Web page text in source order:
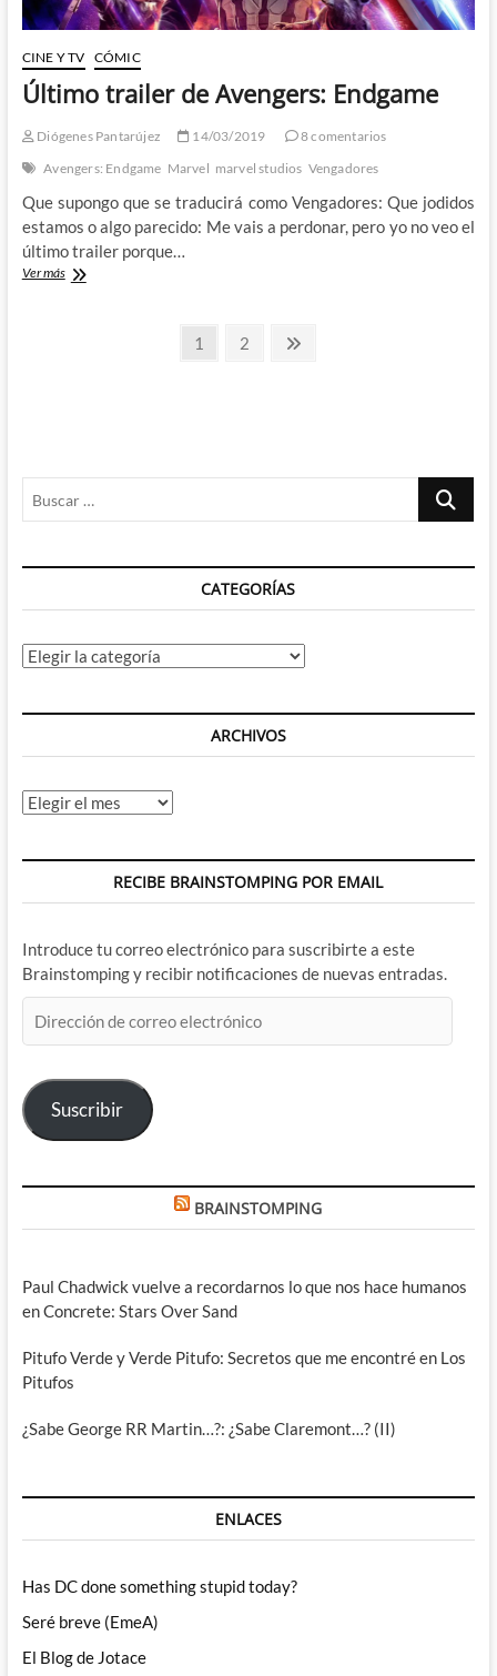
CINE Y TV CÓMIC
Último trailer de Avengers: Endgame
Diógenes Pantarújez 14/03/2019
8 comentarios
Avengers: Endgame Marvel marvel studios Vengadores
Que supongo que se traducirá como Vengadores: Que jodidos
estamos o algo parecido: Me vais a perdonar, pero yo no veo el
último trailer porque…
Ver másÚltimo
Página
1 Página
2
Buscar
CATEGORÍAS
Categorías
ARCHIVOS
Archivos
RECIBE BRAINSTOMPING POR EMAIL
Introduce tu correo electrónico para suscribirte a este
Brainstomping y recibir notificaciones de nuevas entradas.
de
electrónico
Suscribir
BRAINSTOMPING
Paul Chadwick vuelve a recordarnos lo que nos hace humanos
en Concrete: Stars Over Sand
Pitufo Verde y Verde Pitufo: Secretos que me encontré en Los
Pitufos
¿Sabe George RR Martin…?: ¿Sabe Claremont…? (II)
ENLACES
Has DC done something stupid today?
Seré breve (EmeA)
El Blog de Jotace